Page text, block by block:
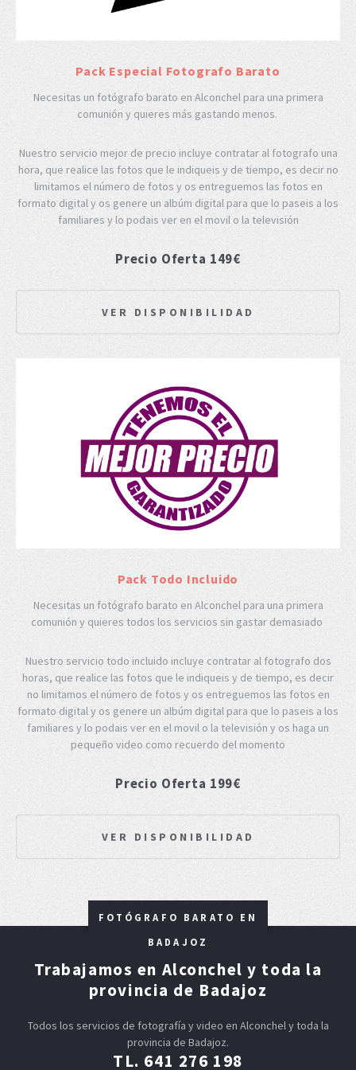
Pack Especial Fotografo Barato
Necesitas un fotógrafo barato en Alconchel para una primera
comunión y quieres más gastando menos.
Nuestro servicio mejor de precio incluye contratar al fotografo una
hora, que realice las fotos que le indiqueis y de tiempo, es decir no
limitamos el número de fotos y os entreguemos las fotos en
formato digital y os genere un albúm digital para que lo paseis a los
familiares y lo podais ver en el movil o la televisión
Precio Oferta 149€
VER DISPONIBILIDAD
Pack Todo Incluido
Necesitas un fotógrafo barato en Alconchel para una primera
comunión y quieres todos los servicios sin gastar demasiado
Nuestro servicio todo incluido incluye contratar al fotografo dos
horas, que realice las fotos que le indiqueis y de tiempo, es decir
no limitamos el número de fotos y os entreguemos las fotos en
formato digital y os genere un albúm digital para que lo paseis a los
familiares y lo podais ver en el movil o la televisión y os haga un
pequeño video como recuerdo del momento
Precio Oferta 199€
VER DISPONIBILIDAD
FOTÓGRAFO BARATO EN
BADAJOZ
Trabajamos en Alconchel y toda la
provincia de Badajoz
Todos los servicios de fotografía y video en Alconchel y toda la
provincia de Badajoz.
TL. 641 276 198